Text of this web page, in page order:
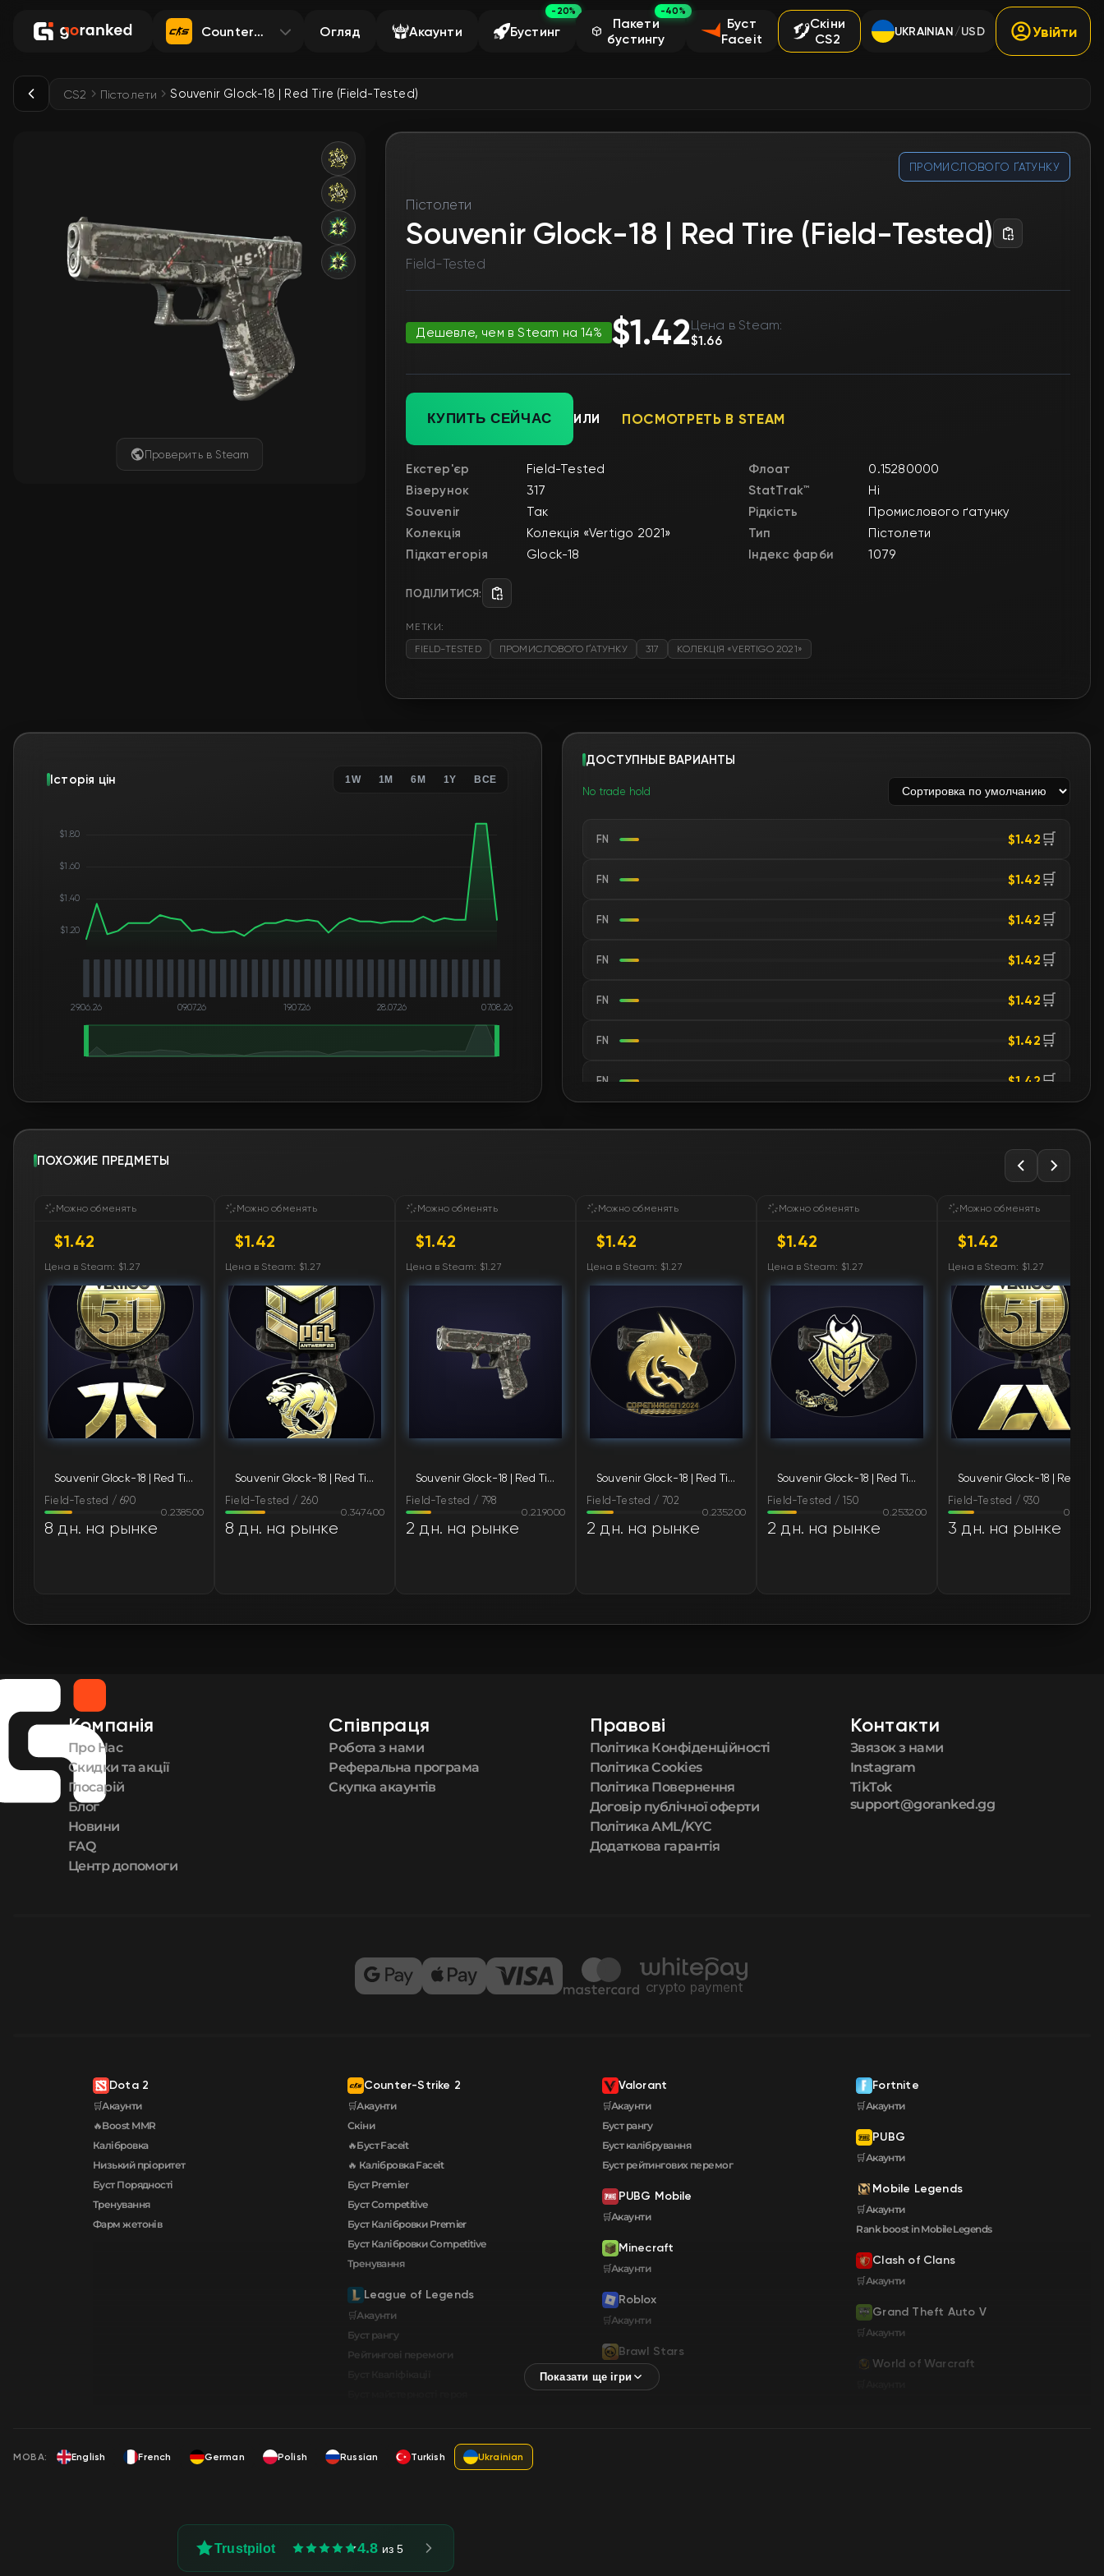
Counter-Strike 2 Огляд Акаунти Бустинг
-20%
Пакети
бустингу
-40%
Буст
Faceit
Скіни
CS2
UKRAINIAN/USD Увійти
CS2 Пістолети Souvenir Glock-18 | Red Tire (Field-Tested)
Проверить в Steam
ПРОМИСЛОВОГО ҐАТУНКУ
Пістолети
Souvenir Glock-18 | Red Tire (Field-Tested)
Field-Tested
Дешевле, чем в Steam на 14% $1.42Цена в Steam:
$1.66
КУПИТЬ СЕЙЧАС ИЛИ ПОСМОТРЕТЬ В STEAM
Екстер'єр Field-Tested Флоат
0.15280000
Візерунок
317 StatTrak™
Ні
Souvenir
Так Рідкість
Промислового ґатунку
Колекція
Колекція «Vertigo 2021» Тип
Пістолети
Підкатегорія
Glock-18 Індекс фарби 1079
ПОДІЛИТИСЯ:
МЕТКИ:
FIELD-TESTED
ПРОМИСЛОВОГО ҐАТУНКУ 317 КОЛЕКЦІЯ «VERTIGO 2021»
Історія цін 1W 1M 6M 1Y ВСЕ
$1.20
$1.40
$1.60
$1.80
29.06.26 09.07.26 19.07.26 28.07.26 07.08.26
ДОСТУПНЫЕ ВАРИАНТЫ
No trade hold
FN $1.42 🛒
FN $1.42 🛒
FN $1.42 🛒
FN $1.42 🛒
FN $1.42 🛒
FN $1.42 🛒
FN $1.42 🛒
$1.42 🛒
FN
FN $1.42🛒
FN $1.42🛒
$1.42🛒
FN $1.42🛒
FN $1.43🛒
FN $1.43 🛒
FN $1.43 🛒
FN
FN
ПОХОЖИЕ ПРЕДМЕТЫ
Можно обменять
$1.42
Цена в Steam: $1.27
Souvenir Glock-18 | Red Tire (Field-Tested)
Field-Tested / 690
0.238500
8 дн. на рынке
Можно обменять
$1.42
Цена в Steam: $1.27
Souvenir Glock-18 | Red Tire (Field-Tested)
Field-Tested / 260
0.347400
8 дн. на рынке
Можно обменять
$1.42
Цена в Steam: $1.27
Souvenir Glock-18 | Red Tire (Field-Tested)
Field-Tested / 798
0.219000
2 дн. на рынке
Можно обменять
$1.42
Цена в Steam: $1.27
Souvenir Glock-18 | Red Tire (Field-Tested)
Field-Tested / 702
0.235200
2 дн. на рынке
Можно обменять
$1.42
Цена в Steam: $1.27
Souvenir Glock-18 | Red Tire (Field-Tested)
Field-Tested / 150
0.253200
2 дн. на рынке
Можно обменять
$1.42
Цена в Steam: $1.27
Field-Tested / 930
3 дн. на рынке
Компанія
Про Нас
Скидки та акції
Глосарій
Блог
Новини
FAQ
Центр допомоги
Cпівпраця
Робота з нами
Реферальна програма
Скупка акаунтів
Правові
Політика Конфіденційності
Політика Cookies
Політика Повернення
Договір публічної оферти
Політика AML/KYC
Додаткова гарантія
Контакти
Звязок з нами
Instagram
TikTok
support@goranked.gg
Dota 2
🛒Акаунти
🔥Boost MMR
Калібровка
Низький пріоритет
Буст Порядності
Тренування
Фарм жетонів
Counter-Strike 2
🛒Акаунти
Скіни
🔥Буст Faceit
🔥 Калібровка Faceit
Буст Premier
Буст Competitive
Буст Калібровки Premier
Буст Калібровки Сompetitive
Тренування
League of Legends
🛒Акаунти
Буст рангу
Рейтингові перемоги
Valorant
🛒Акаунти
Буст рангу
Буст калібрування
Буст рейтингових перемог
PUBG Mobile
🛒Акаунти
Minecraft
🛒Акаунти
Roblox
🛒Акаунти
Brawl Stars
🛒Акаунти
Fortnite
🛒Акаунти
PUBG
🛒Акаунти
Mobile Legends
🛒Акаунти
Rank boost in Mobile Legends
Clash of Clans
🛒Акаунти
Grand Theft Auto V
🛒Акаунти
World of Warcraft
МОВА: English French German Polish Russian Turkish Ukrainian
Trustpilot 4.8 из 5